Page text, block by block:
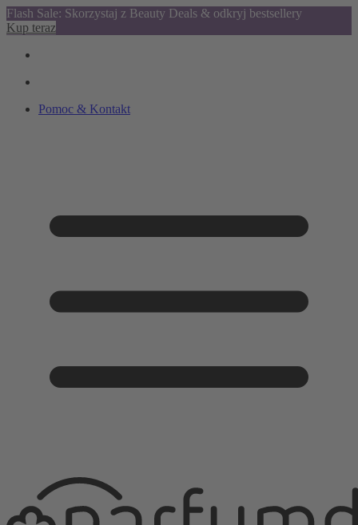
Flash Sale: Skorzystaj z Beauty Deals & odkryj bestsellery
Kup teraz
Pomoc & Kontakt